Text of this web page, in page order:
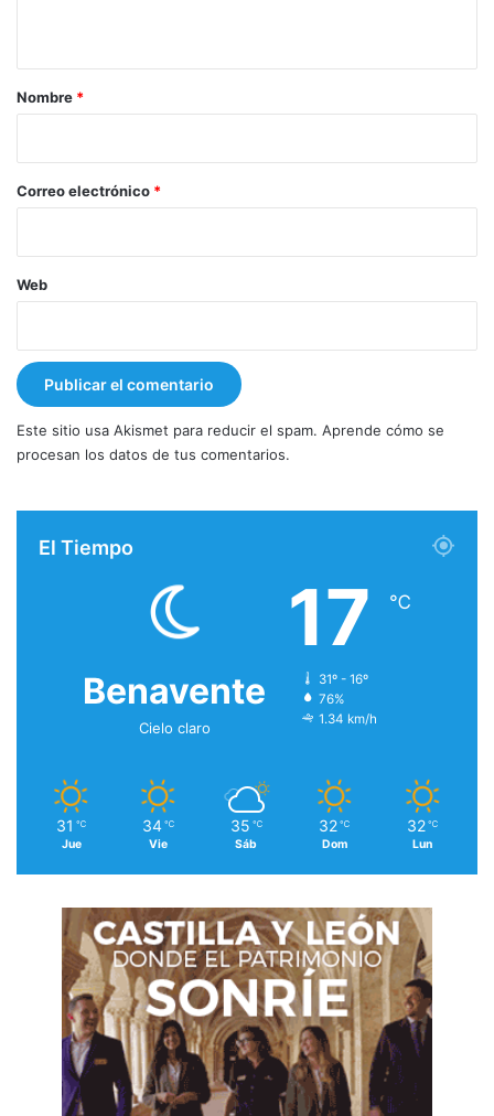
r
*
Nombre *
Correo electrónico *
Web
Este sitio usa Akismet para reducir el spam. Aprende cómo se
procesan los datos de tus comentarios.
El Tiempo
Benavente
Cielo claro
17 ℃
31º - 16º
76%
1.34 km/h
31 ℃
Jue
34 ℃
Vie
35 ℃
Sáb
32 ℃
Dom
32 ℃
Lun